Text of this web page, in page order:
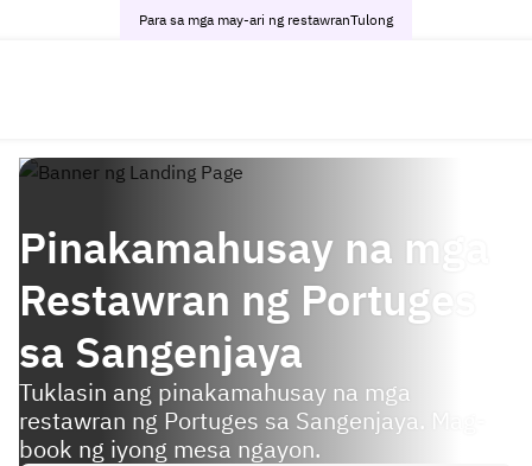
Para sa mga may-ari ng restawranTulong
Pinakamahusay na mga
Restawran ng Portuges
sa Sangenjaya
Tuklasin ang pinakamahusay na mga
restawran ng Portuges sa Sangenjaya. Mag-
book ng iyong mesa ngayon.